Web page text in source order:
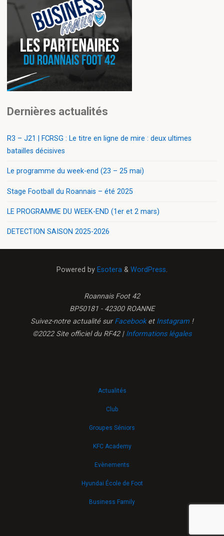
Dernières actualités
R3 – J21 | FCRSG : Le titre en ligne de mire : deux ultimes
batailles décisives
Le programme du week-end (23 – 25 mai)
Stage Football du Roannais – été 2025
LE PROGRAMME DU WEEK-END (1er et 2 mars)
DETECTION SAISON 2025-2026
Powered by Esotera & WordPress.
Roannais Foot 42
BP50181 - 42300 ROANNE
Suivez-notre actualité surFacebooket Instagram !
©2022 Site officiel du RF42 | Informations légales
Actualités
Club
Groupes Séniors
KFC Academy
Evènements
Hyundai École de Foot
Business Family